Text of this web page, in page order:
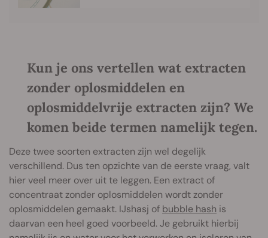
Kun je ons vertellen wat extracten
zonder oplosmiddelen en
oplosmiddelvrije extracten zijn? We
komen beide termen namelijk tegen.
Deze twee soorten extracten zijn wel degelijk
verschillend. Dus ten opzichte van de eerste vraag, valt
hier veel meer over uit te leggen. Een extract of
concentraat zonder oplosmiddelen wordt zonder
oplosmiddelen gemaakt. IJshasj of bubble hash is
daarvan een heel goed voorbeeld. Je gebruikt hierbij